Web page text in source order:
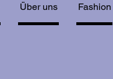
Über uns Fashion